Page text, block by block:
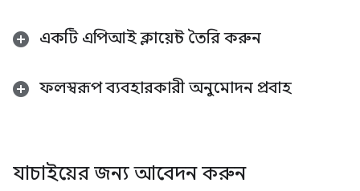
একটি এপিআই ক্লায়েন্ট তৈরি করুন
ফলস্বরূপ ব্যবহারকারী অনুমোদন প্রবাহ
যাচাইয়ের জন্য আবেদন করুন